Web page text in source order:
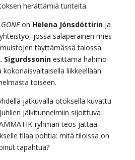
herättämiä tunteita.
GONEon Helena Jónsdóttirinja
yhteistyö, jossa salaperäinen mies
täyttämässä talossa.
Sigurdssoninesittämä hahmo
liikkeellään
toiseen.
jatkuvalla otoksella kuvattu
jälkitunnelmiin sijoittuva
ryhmän teos jättää
tilaa pohtia: mitä tiloissa on
tapahtua?